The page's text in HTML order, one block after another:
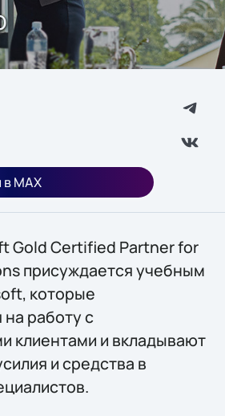
MAX
Gold Certified Partner for
присуждается учебным
которые
работу с
клиентами и вкладывают
и средства в